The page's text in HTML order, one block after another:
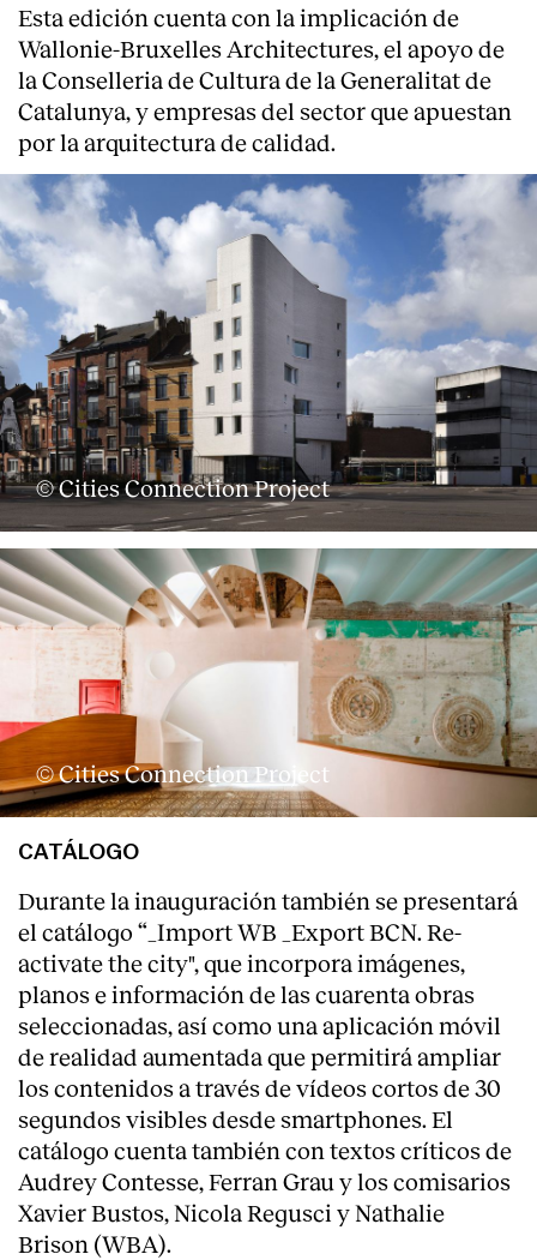
Esta edición cuenta con la implicación de
Wallonie-Bruxelles Architectures, el apoyo de
la Conselleria de Cultura de la Generalitat de
Catalunya, y empresas del sector que apuestan
por la arquitectura de calidad.
© Cities Connection Project
© Cities Connection Project
CATÁLOGO
Durante la inauguración también se presentará
el catálogo “_Import WB _Export BCN. Re-
activate the city", que incorpora imágenes,
planos e información de las cuarenta obras
seleccionadas, así como una aplicación móvil
de realidad aumentada que permitirá ampliar
los contenidos a través de vídeos cortos de 30
segundos visibles desde smartphones. El
catálogo cuenta también con textos críticos de
Audrey Contesse, Ferran Grau y los comisarios
Xavier Bustos, Nicola Regusci y Nathalie
Brison (WBA).